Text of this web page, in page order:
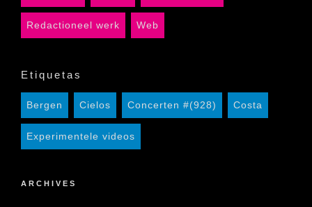
Redactioneel werk Web
Etiquetas
Bergen Cielos Concerten #(928) Costa
Experimentele videos
ARCHIVES